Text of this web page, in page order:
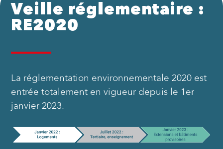
Veille réglementaire :
RE2020
La réglementation environnementale 2020 est
entrée totalement en vigueur depuis le 1er
janvier 2023.